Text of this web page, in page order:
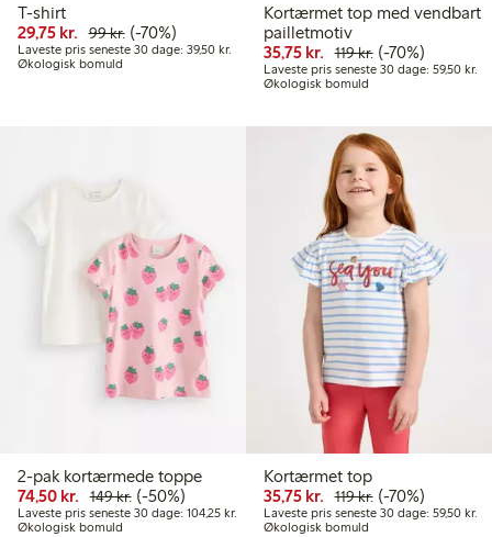
T-shirt
29,75 kr. Nedsat pris: 29,75 kr.
99 kr.Normalpris: 99,00 kr.
70 % rabat
(-70%)
Laveste pris seneste 30 dage: 39,50 kr. Laveste pris seneste 30 dage: 39,50 kr.
Økologisk bomuld
Kortærmet top med vendbart
pailletmotiv
35,75 kr. Nedsat pris: 35,75 kr.
119 kr.Normalpris:
70 % rabat
(-70%)
Laveste pris seneste 30 dage: 59,50 kr.
Økologisk bomuld
2-pak kortærmede toppe
74,50 kr. Nedsat pris: 74,50 kr.
149 kr.Normalpris: 149,00 kr.
50 % rabat
(-50%)
Laveste pris seneste 30 dage: 104,25 kr. Laveste pris seneste 30 dage: 104,25 kr.
Økologisk bomuld
Kortærmet top
35,75 kr. Nedsat pris: 35,75 kr.
119 kr.Normalpris:
70 % rabat
(-70%)
Laveste pris seneste 30 dage: 59,50 kr.
Økologisk bomuld